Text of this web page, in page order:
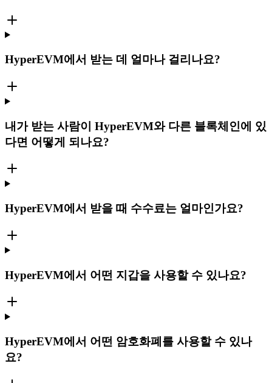
HyperEVM에서 받는 데 얼마나 걸리나요?
내가 받는 사람이 HyperEVM와 다른 블록체인에 있
다면 어떻게 되나요?
HyperEVM에서 받을 때 수수료는 얼마인가요?
HyperEVM에서 어떤 지갑을 사용할 수 있나요?
HyperEVM에서 어떤 암호화폐를 사용할 수 있나
요?